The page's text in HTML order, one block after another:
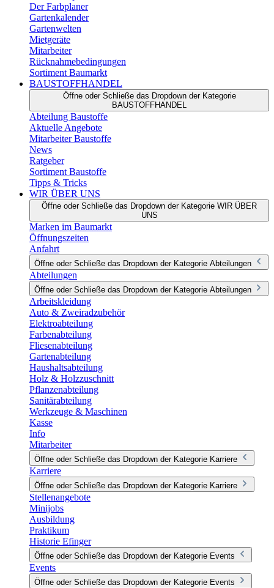
Der Farbplaner
Gartenkalender
Gartenwelten
Mietgeräte
Mitarbeiter
Rücknahmebedingungen
Sortiment Baumarkt
BAUSTOFFHANDEL
Öffne oder Schließe das Dropdown der Kategorie
BAUSTOFFHANDEL
Abteilung Baustoffe
Aktuelle Angebote
Mitarbeiter Baustoffe
News
Ratgeber
Sortiment Baustoffe
Tipps & Tricks
WIR ÜBER UNS
Öffne oder Schließe das Dropdown der Kategorie WIR ÜBER
UNS
Marken im Baumarkt
Öffnungszeiten
Anfahrt
Öffne oder Schließe das Dropdown der Kategorie Abteilungen
Abteilungen
Öffne oder Schließe das Dropdown der Kategorie Abteilungen
Arbeitskleidung
Auto & Zweiradzubehör
Elektroabteilung
Farbenabteilung
Fliesenabteilung
Gartenabteilung
Haushaltsabteilung
Holz & Holzzuschnitt
Pflanzenabteilung
Sanitärabteilung
Werkzeuge & Maschinen
Kasse
Info
Mitarbeiter
Öffne oder Schließe das Dropdown der Kategorie Karriere
Karriere
Öffne oder Schließe das Dropdown der Kategorie Karriere
Stellenangebote
Minijobs
Ausbildung
Praktikum
Historie Efinger
Öffne oder Schließe das Dropdown der Kategorie Events
Events
Öffne oder Schließe das Dropdown der Kategorie Events